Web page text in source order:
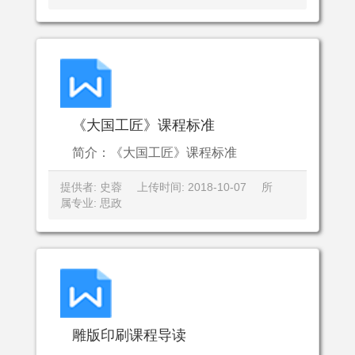
《大国工匠》课程标准
简介：《大国工匠》课程标准
提供者: 史蓉 上传时间: 2018-10-07
所
属专业: 思政
雕版印刷课程导读